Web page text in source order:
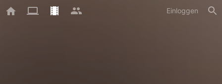
Einloggen